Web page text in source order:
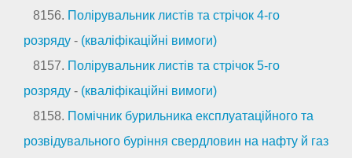
8156. Полірувальник листів та стрічок 4-го
розряду - (кваліфікаційні вимоги)
8157. Полірувальник листів та стрічок 5-го
розряду - (кваліфікаційні вимоги)
8158. Помічник бурильника експлуатаційного та
розвідувального буріння свердловин на нафту й газ